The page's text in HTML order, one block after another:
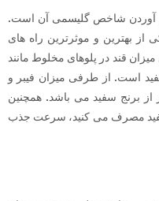
آوردن شاخص گلیسمی آن است.
از بهترین و موثرترین راه های
قند در پلوهای مخلوط مانند
سفید است. از طرفی میزان فیبر و
از برنج سفید می باشد. همچنین
مصرف می کنید، سرعت جذب